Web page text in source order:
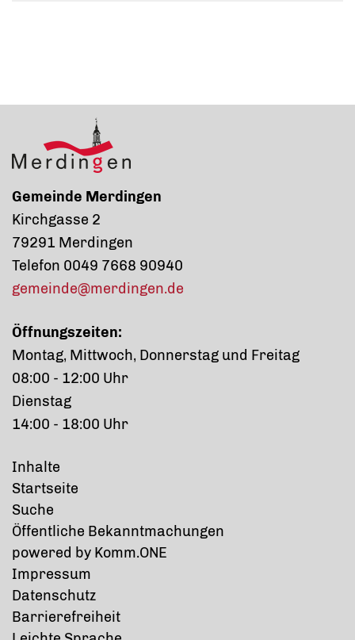
Gemeinde Merdingen
Kirchgasse 2
79291 Merdingen
Telefon 0049 7668 90940
gemeinde@merdingen.de
Öffnungszeiten:
Montag, Mittwoch, Donnerstag und Freitag
08:00 - 12:00 Uhr
Dienstag
14:00 - 18:00 Uhr
Inhalte
Startseite
Suche
Öffentliche Bekanntmachungen
powered by Komm.ONE
Impressum
Datenschutz
Barrierefreiheit